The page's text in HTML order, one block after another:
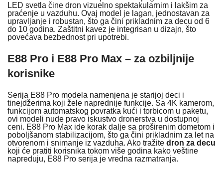
LED svetla čine dron vizuelno spektakularnim i lakšim za
praćenje u vazduhu. Ovaj model je lagan, jednostavan za
upravljanje i robustan, što ga čini prikladnim za decu od 6
do 10 godina. Zaštitni kavez je integrisan u dizajn, što
povećava bezbednost pri upotrebi.
E88 Pro i E88 Pro Max – za ozbiljnije
korisnike
Serija E88 Pro modela namenjena je starijoj deci i
tinejdžerima koji žele naprednije funkcije. Sa 4K kamerom,
funkcijom automatskog povratka kući i torbicom u paketu,
ovi modeli nude pravo iskustvo dronerstva u dostupnoj
ceni. E88 Pro Max ide korak dalje sa proširenim dometom i
poboljšanom stabilizacijom, što ga čini prikladnim za let na
otvorenom i snimanje iz vazduha. Ako tražite dron za decu
koji će pratiti korisnika tokom više godina kako veštine
napreduju, E88 Pro serija je vredna razmatranja.